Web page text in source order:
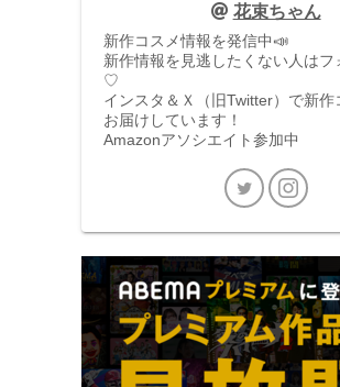
花束ちゃん
新作コスメ情報を発信中📣
新作情報を見逃したくない人はフ
♡
インスタ＆Ｘ（旧Twitter）で新作
お届けしています！
Amazonアソシエイト参加中